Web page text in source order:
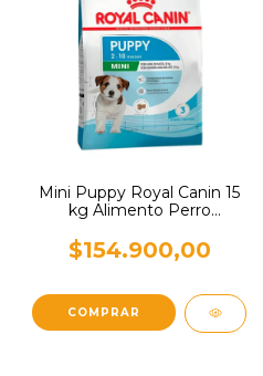
Mini Puppy Royal Canin 15
kg Alimento Perro
$154.900,00